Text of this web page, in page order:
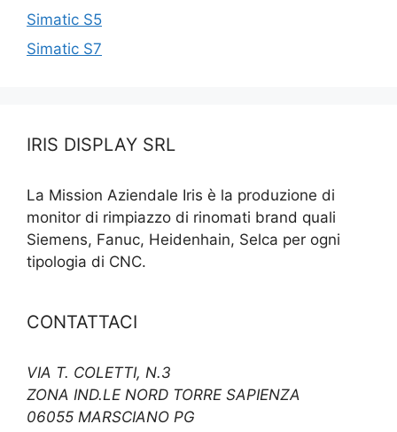
Simatic S5
Simatic S7
IRIS DISPLAY SRL
La Mission Aziendale Iris è la produzione di
monitor di rimpiazzo di rinomati brand quali
Siemens, Fanuc, Heidenhain, Selca per ogni
tipologia di CNC.
CONTATTACI
VIA T. COLETTI, N.3
ZONA IND.LE NORD TORRE SAPIENZA
06055 MARSCIANO PG